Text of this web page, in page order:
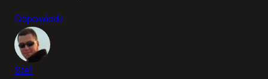
Odpowiedz
Stef